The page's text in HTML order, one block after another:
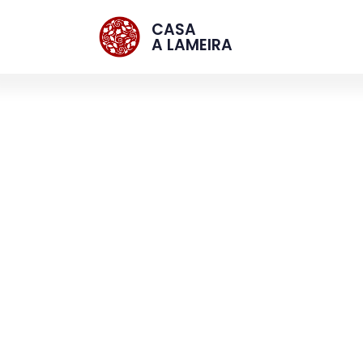
CASA
A LAMEIRA